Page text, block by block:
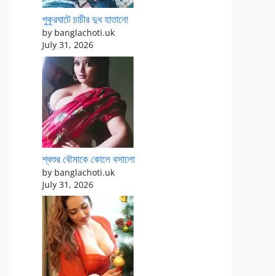
পুকুরঘাটে চাচীর দুধ হাতানো
by banglachoti.uk
July 31, 2026
শ্বশুর বৌমাকে কোলে বসালো
by banglachoti.uk
July 31, 2026